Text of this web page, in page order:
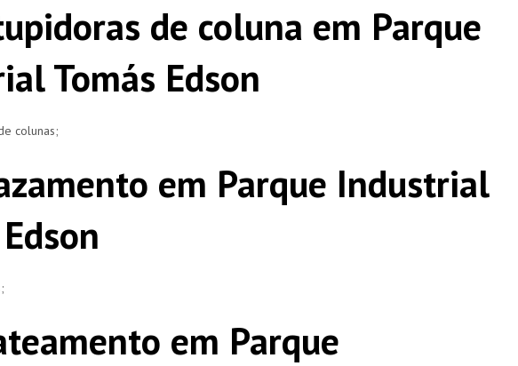
de coluna em Parque
Tomás Edson
colunas;
em Parque Industrial
em Parque